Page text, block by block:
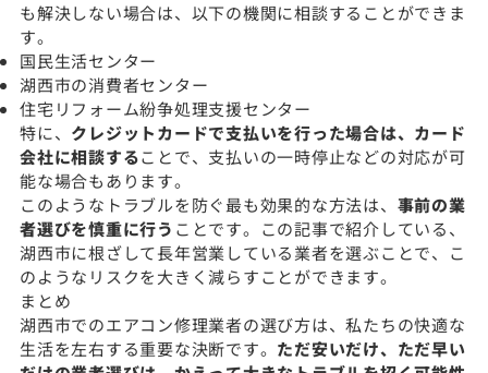
も解決しない場合は、以下の機関に相談することができま
す。
国民生活センター
湖西市の消費者センター
住宅リフォーム紛争処理支援センター
特に、 クレジットカードで支払いを行った場合は、カード
会社に相談することで、支払いの一時停止などの対応が可
能な場合もあります。
このようなトラブルを防ぐ最も効果的な方法は、 事前の業
者選びを慎重に行う ことです。この記事で紹介している、
湖西市に根ざして長年営業している業者を選ぶことで、こ
のようなリスクを大きく減らすことができます。
まとめ
湖西市でのエアコン修理業者の選び方は、私たちの快適な
生活を左右する重要な決断です。 ただ安いだけ、ただ早い